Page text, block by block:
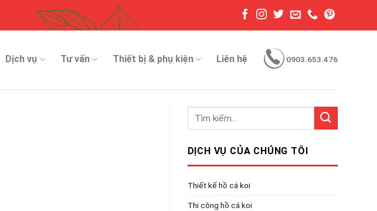
Dịch vụ Tư vấn Thiết bị & phụ kiện Liên hệ 0903.653.476
DỊCH VỤ CỦA CHÚNG TÔI
Thiết kế hồ cá koi
Thi công hồ cá koi